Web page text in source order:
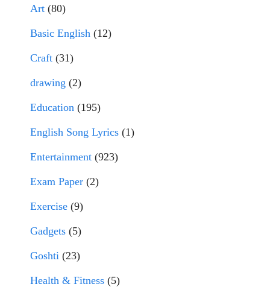
Art (80)
Basic English (12)
Craft (31)
drawing (2)
Education (195)
English Song Lyrics (1)
Entertainment (923)
Exam Paper (2)
Exercise (9)
Gadgets (5)
Goshti (23)
Health & Fitness (5)